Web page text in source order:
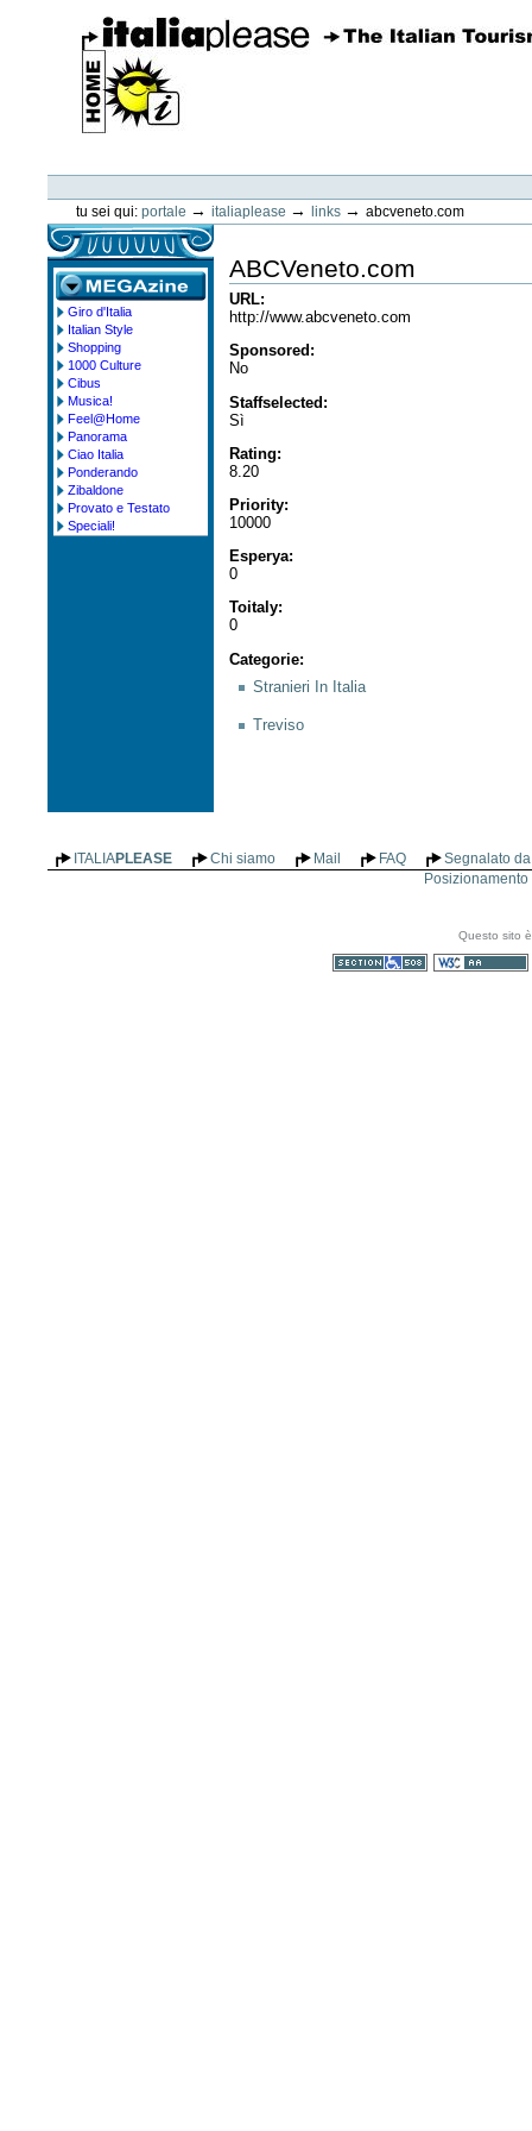
contenuti.
Spostati
navigazione
personali
tu sei qui: portale → italiaplease → links → abcveneto.com
megazine
Giro d'Italia
Italian Style
Shopping
1000 Culture
Cibus
Musica!
Feel@Home
Panorama
Ciao Italia
Ponderando
Zibaldone
Provato e Testato
Speciali!
ABCVeneto.com
URL:
http://www.abcveneto.com
Sponsored :
No
Staffselected:
Sì
Rating:
8.20
Priority:
10000
Esperya:
0
Toitaly:
0
Categorie:
Stranieri In Italia
Treviso
ITALIAPLEASE Chi siamo Mail FAQ
Segnalato
Questo sito